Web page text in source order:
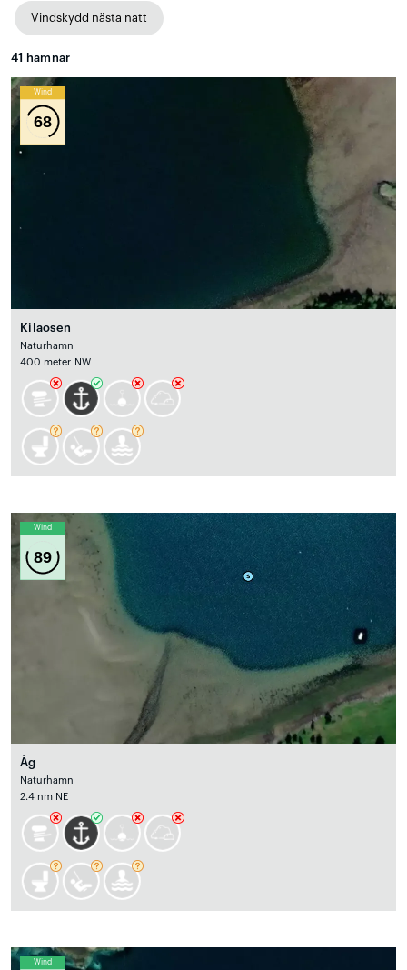
Vindskydd nästa natt
41 hamnar
Wind
68
Kilaosen
Naturhamn
400 meter NW
Wind
89
Åg
Naturhamn
2.4 nm NE
Wind